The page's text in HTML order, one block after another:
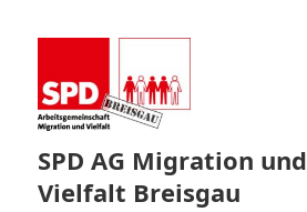
SPD AG Migration und
Vielfalt Breisgau